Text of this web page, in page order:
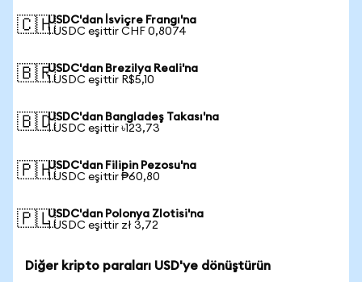
🇨🇭USDC'dan İsviçre Frangı'na
1 USDC eşittir CHF 0,8074
🇧🇷USDC'dan Brezilya Reali'na
1 USDC eşittir R$5,10
🇧🇩USDC'dan Bangladeş Takası'na
1 USDC eşittir ৳123,73
🇵🇭USDC'dan Filipin Pezosu'na
1 USDC eşittir ₱60,80
🇵🇱USDC'dan Polonya Zlotisi'na
1 USDC eşittir zł 3,72
Diğer kripto paraları USD'ye dönüştürün